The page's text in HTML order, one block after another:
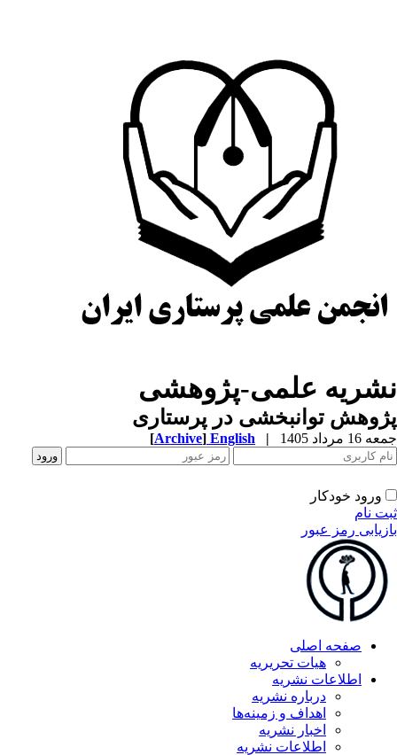
علمی-پژوهشی
توانبخشی در پرستاری
مرداد 1405 |
English
[Archive]
ورود خودکار
نام
رمز عبور
صفحه اصلی
هیات تحریریه
اطلاعات نشریه
درباره نشریه
اهداف و زمینه‌ها
اخبار نشریه
اطلاعات نشریه